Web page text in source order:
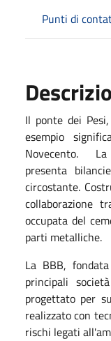
Punti di
Il ponte dei
esempio
Novecento.
presenta
circostante.
collaborazione
occupata del
parti metalliche.
La BBB,
principali
progettato per
realizzato con
rischi legati